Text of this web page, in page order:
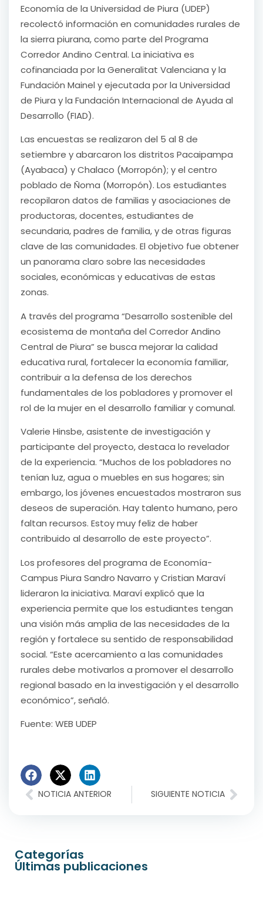
Economía de la Universidad de Piura (UDEP)
recolectó información en comunidades rurales de
la sierra piurana, como parte del Programa
Corredor Andino Central. La iniciativa es
cofinanciada por la Generalitat Valenciana y la
Fundación Mainel y ejecutada por la Universidad
de Piura y la Fundación Internacional de Ayuda al
Desarrollo (FIAD).
Las encuestas se realizaron del 5 al 8 de
setiembre y abarcaron los distritos Pacaipampa
(Ayabaca) y Chalaco (Morropón); y el centro
poblado de Ñoma (Morropón). Los estudiantes
recopilaron datos de familias y asociaciones de
productoras, docentes, estudiantes de
secundaria, padres de familia, y de otras figuras
clave de las comunidades. El objetivo fue obtener
un panorama claro sobre las necesidades
sociales, económicas y educativas de estas
zonas.
A través del programa “Desarrollo sostenible del
ecosistema de montaña del Corredor Andino
Central de Piura” se busca mejorar la calidad
educativa rural, fortalecer la economía familiar,
contribuir a la defensa de los derechos
fundamentales de los pobladores y promover el
rol de la mujer en el desarrollo familiar y comunal.
Valerie Hinsbe, asistente de investigación y
participante del proyecto, destaca lo revelador
de la experiencia. “Muchos de los pobladores no
tenían luz, agua o muebles en sus hogares; sin
embargo, los jóvenes encuestados mostraron sus
deseos de superación. Hay talento humano, pero
faltan recursos. Estoy muy feliz de haber
contribuido al desarrollo de este proyecto”.
Los profesores del programa de Economía-
Campus Piura Sandro Navarro y Cristian Maraví
lideraron la iniciativa. Maraví explicó que la
experiencia permite que los estudiantes tengan
una visión más amplia de las necesidades de la
región y fortalece su sentido de responsabilidad
social. “Este acercamiento a las comunidades
rurales debe motivarlos a promover el desarrollo
regional basado en la investigación y el desarrollo
económico”, señaló.
Fuente: WEB UDEP
NOTICIA ANTERIOR SIGUIENTE NOTICIA
Categorías
Últimas publicaciones